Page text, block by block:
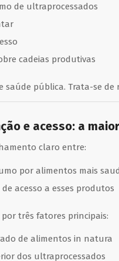
de ultraprocessados
cadeias produtivas
saúde pública. Trata-se de
e acesso: a
claro entre:
por alimentos mais
acesso a esses produtos
três fatores principais:
de alimentos in natura
dos ultraprocessados